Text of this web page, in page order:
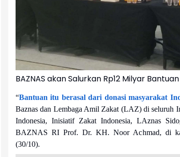
BAZNAS akan Salurkan Rp12 Milyar
“Bantuan itu berasal dari donasi masyarakat
Baznas dan Lembaga Amil Zakat (LAZ) di seluruh
Indonesia, Inisiatif Zakat Indonesia, LAznas
BAZNAS RI Prof. Dr. KH. Noor Achmad, di
(30/10).